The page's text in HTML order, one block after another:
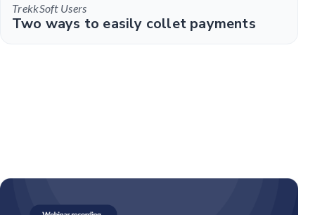
TrekkSoft Users
Two ways to easily collet payments